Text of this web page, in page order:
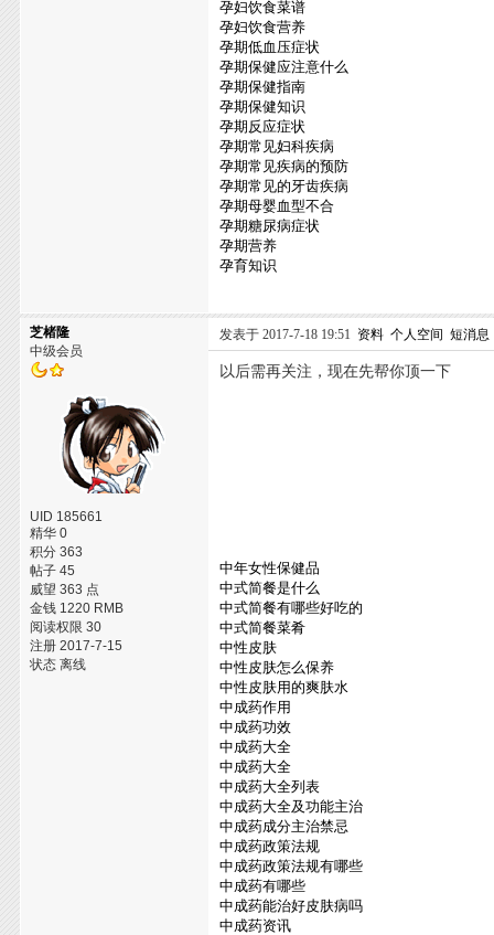
孕妇饮食菜谱
孕妇饮食营养
孕期低血压症状
孕期保健应注意什么
孕期保健指南
孕期保健知识
孕期反应症状
孕期常见妇科疾病
孕期常见疾病的预防
孕期常见的牙齿疾病
孕期母婴血型不合
孕期糖尿病症状
孕期营养
孕育知识
芝楮隆
中级会员
UID 185661
精华 0
积分 363
帖子 45
威望 363 点
金钱 1220 RMB
阅读权限 30
注册 2017-7-15
状态 离线
发表于 2017-7-18 19:51 资料 个人空间 短消息
以后需再关注，现在先帮你顶一下
中年女性保健品
中式简餐是什么
中式简餐有哪些好吃的
中式简餐菜肴
中性皮肤
中性皮肤怎么保养
中性皮肤用的爽肤水
中成药作用
中成药功效
中成药大全
中成药大全
中成药大全列表
中成药大全及功能主治
中成药成分主治禁忌
中成药政策法规
中成药政策法规有哪些
中成药有哪些
中成药能治好皮肤病吗
中成药资讯